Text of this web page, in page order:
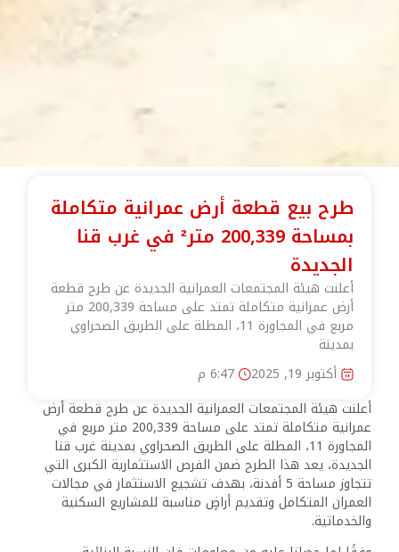
طرح بيع قطعة أرض عمرانية متكاملة
بمساحة 200,339 متر² في غرب قنا
الجديدة
أعلنت هيئة المجتمعات العمرانية الجديدة عن طرح قطعة
أرض عمرانية متكاملة تمتد على مساحة 200,339 متر
مربع في المجاورة 11، المطلة على الطريق الصحراوي
بمدينة
أكتوبر 19, 2025
6:47 م
أعلنت هيئة المجتمعات العمرانية الجديدة عن طرح قطعة أرض
عمرانية متكاملة تمتد على مساحة 200,339 متر مربع في
المجاورة 11، المطلة على الطريق الصحراوي بمدينة غرب قنا
الجديدة، يعد هذا الطرح ضمن الفرص الاستثمارية الكبرى التي
تتجاوز مساحة 5 أفدنة، بهدف تشجيع الاستثمار في مجالات
العمران المتكامل وتقديم أراضٍ مناسبة للمشاريع السكنية
والخدماتية.